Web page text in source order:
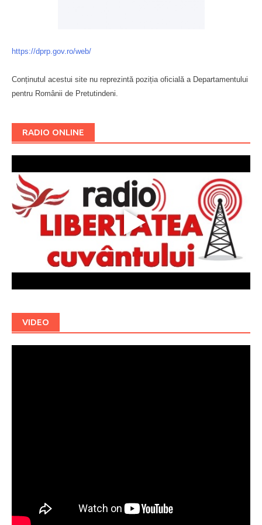
https://dprp.gov.ro/web/
Conținutul acestui site nu reprezintă poziția oficială a Departamentului
pentru Românii de Pretutindeni.
RADIO ONLINE
VIDEO